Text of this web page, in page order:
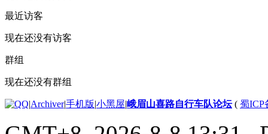
最近访客
现在还没有访客
群组
现在还没有群组
|Archiver|手机版|小黑屋|峨眉山喜路自行车队论坛( 蜀ICP